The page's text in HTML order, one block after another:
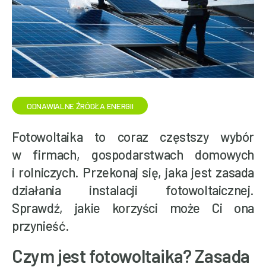
ODNAWIALNE ŹRÓDŁA ENERGII
Fotowoltaika to coraz częstszy wybór
w firmach, gospodarstwach domowych
i rolniczych. Przekonaj się, jaka jest zasada
działania instalacji fotowoltaicznej.
Sprawdź, jakie korzyści może Ci ona
przynieść.
Czym jest fotowoltaika? Zasada